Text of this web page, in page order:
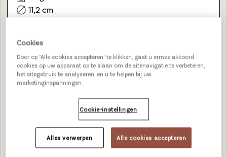
11,2 cm
226426 BEKIJK
CINNAMON SCANDI SWIRL
Cookies
Door op “Alle cookies accepteren” te klikken, gaat u ermee akkoord
cookies op uw apparaat op te slaan om de sitenavigatie te verbeteren,
het sitegebruik te analyseren, en u te helpen bij uw
marketinginspanningen.
Cookie-instellingen
Alles verwerpen Alle cookies accepteren